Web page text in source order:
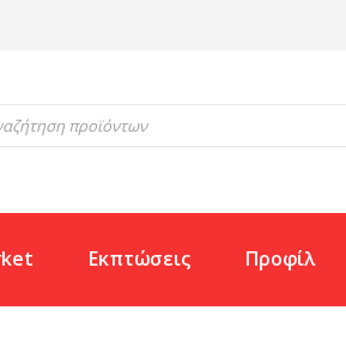
Εκπτώσεις Προφίλ